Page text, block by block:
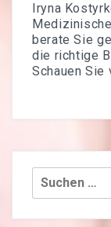
Iryna
berate Sie
die richtige
Schauen Sie
Suchen
nach: